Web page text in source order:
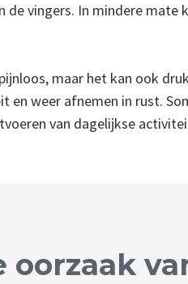
vingers. In mindere mate
maar het kan ook
weer afnemen in rust.
van dagelijkse
oorzaak